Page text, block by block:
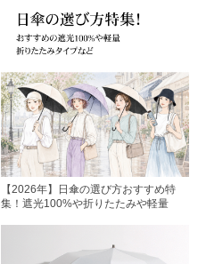
【2026年】日傘の選び方おすすめ特
集！遮光100%や折りたたみや軽量